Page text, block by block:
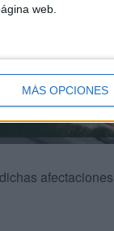
web.
MÁS OPCIONES